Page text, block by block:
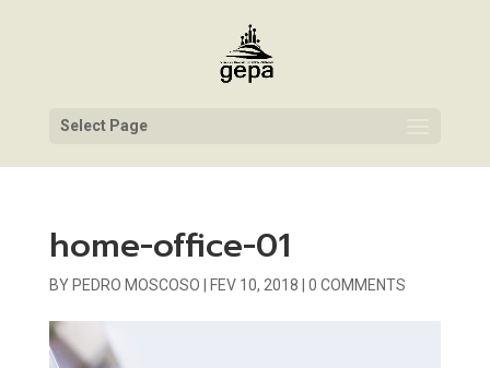
Select Page
home-office-01
BY PEDRO MOSCOSO FEV 10, 2018 0 COMMENTS